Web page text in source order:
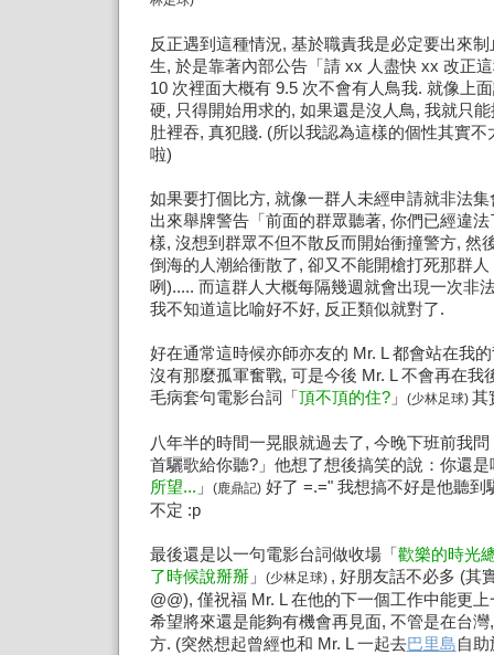
反正遇到這種情況, 基於職責我是必定要出來
生, 於是靠著內部公告「請 xx 人盡快 xx 改正
10 次裡面大概有 9.5 次不會有人鳥我. 就像上
硬, 只得開始用求的, 如果還是沒人鳥, 我就只
肚裡吞, 真犯賤. (所以我認為這樣的個性其實不
啦)
如果要打個比方, 就像一群人未經申請就非法
出來舉牌警告「前面的群眾聽著, 你們已經違
樣, 沒想到群眾不但不散反而開始衝撞警方, 然
倒海的人潮給衝散了, 卻又不能開槍打死那群
咧)..... 而這群人大概每隔幾週就會出現一次非
我不知道這比喻好不好, 反正類似就對了.
好在通常這時候亦師亦友的 Mr. L 都會站在我
沒有那麼孤軍奮戰, 可是今後 Mr. L 不會再在我
毛病套句電影台詞「 頂不頂的住?」 (少林足球) 其
八年半的時間一晃眼就過去了, 今晚下班前我
首驪歌給你聽?」他想了想後搞笑的說：你還是
所望... 」 (鹿鼎記)好了 =.=" 我想搞不好是他聽到
不定 :p
最後還是以一句電影台詞做收場「 歡樂的時光
了時候說掰掰」 (少林足球) , 好朋友話不必多 (其
@@), 僅祝福 Mr. L 在他的下一個工作中能更
希望將來還是能夠有機會再見面, 不管是在台
方. (突然想起曾經也和 Mr. L 一起去巴里島自